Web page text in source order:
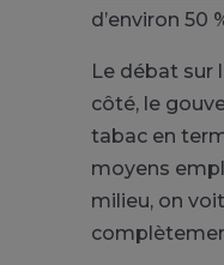
d’environ 50
Le débat sur
côté, le
tabac en
moyens
milieu, on